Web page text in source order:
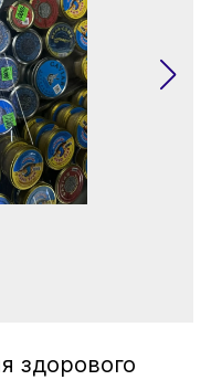
здорового